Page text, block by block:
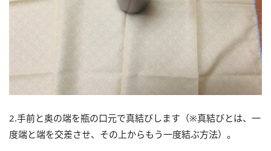
2.手前と奥の端を瓶の口元で真結びします（※真結びとは、一
度端と端を交差させ、その上からもう一度結ぶ方法）。